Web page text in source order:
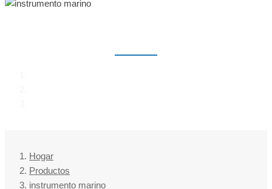
Hogar
Productos
instrumento marino